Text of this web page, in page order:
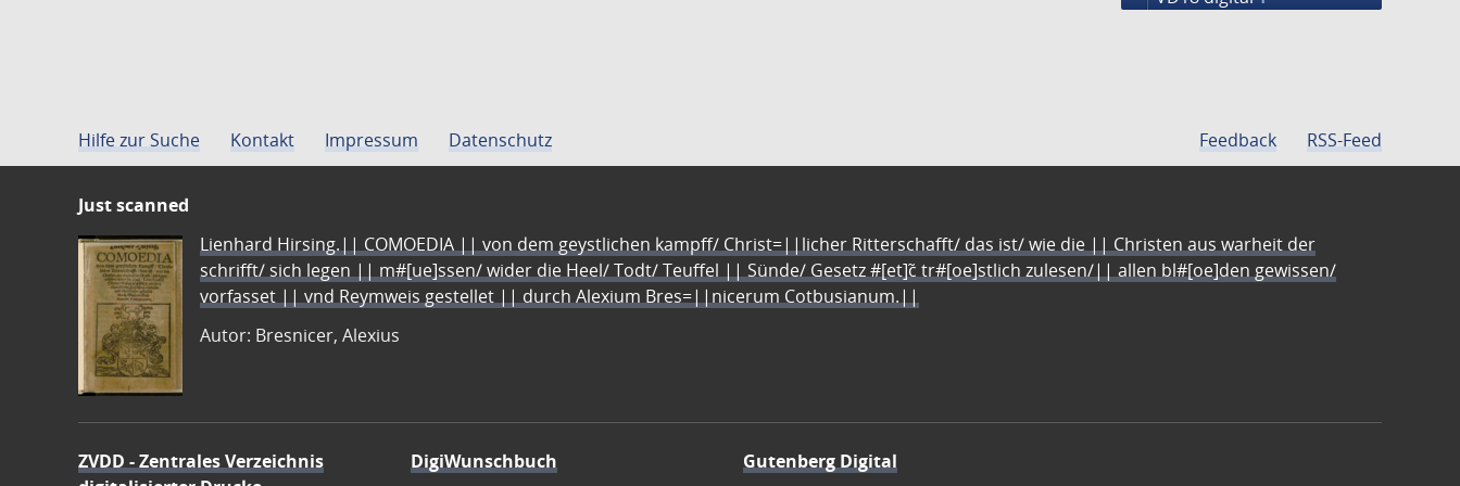
Hilfe zur Suche Kontakt Impressum Datenschutz Feedback RSS-Feed
Just scanned
Lienhard Hirsing.|| COMOEDIA || von dem geystlichen kampff/ Christ=||licher Ritterschafft/ das ist/ wie die || Christen aus warheit der
schrifft/ sich legen || m#[ue]ssen/ wider die Heel/ Todt/ Teuffel || Sünde/ Gesetz #[et]c̃ tr#[oe]stlich zulesen/|| allen bl#[oe]den gewissen/
vorfasset || vnd Reymweis gestellet || durch Alexium Bres=||nicerum Cotbusianum.||
Autor: Bresnicer, Alexius
ZVDD - Zentrales Verzeichnis
DigiWunschbuch Gutenberg Digital